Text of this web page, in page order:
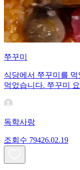
쭈꾸미
식당에서 쭈꾸미를
먹었습니다. 쭈꾸미
독학사랑
조회수 79426.02.19